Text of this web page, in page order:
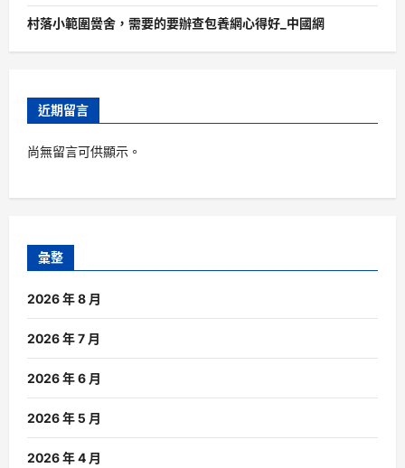
村落小範圍黌舍，需要的要辦查包養網心得好_中國網
近期留言
尚無留言可供顯示。
彙整
2026 年 8 月
2026 年 7 月
2026 年 6 月
2026 年 5 月
2026 年 4 月